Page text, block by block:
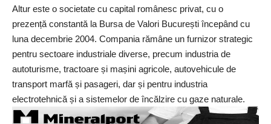
Altur este o societate cu capital românesc privat, cu o
prezență constantă la Bursa de Valori București începând cu
luna decembrie 2004. Compania rămâne un furnizor strategic
pentru sectoare industriale diverse, precum industria de
autoturisme, tractoare și mașini agricole, autovehicule de
transport marfă și pasageri, dar și pentru industria
electrotehnică și a sistemelor de încălzire cu gaze naturale.